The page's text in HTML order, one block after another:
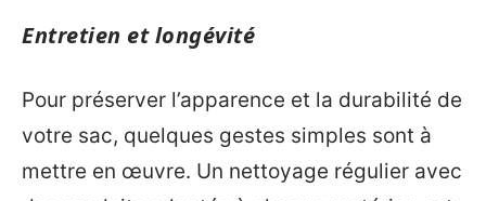
Entretien et longévité
Pour préserver l’apparence et la durabilité de
votre sac, quelques gestes simples sont à
mettre en œuvre. Un nettoyage régulier avec